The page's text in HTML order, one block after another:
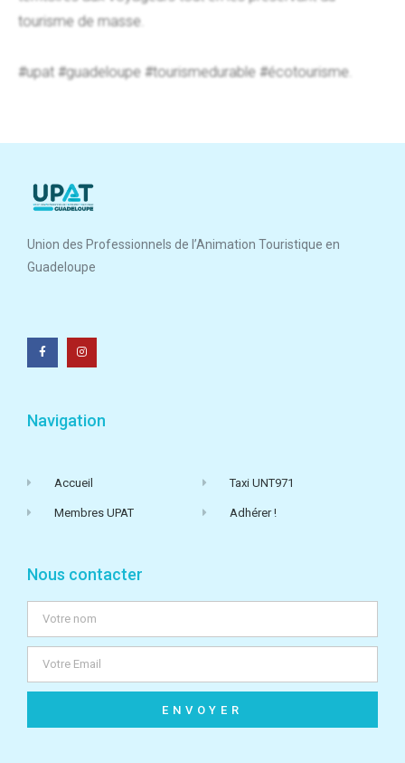
tourisme de masse.
#upat #guadeloupe #tourismedurable #écotourisme.
Union des Professionnels de l’Animation Touristique en
Guadeloupe
Navigation
Accueil
Membres UPAT
Taxi UNT971
Adhérer !
Nous contacter
ENVOYER